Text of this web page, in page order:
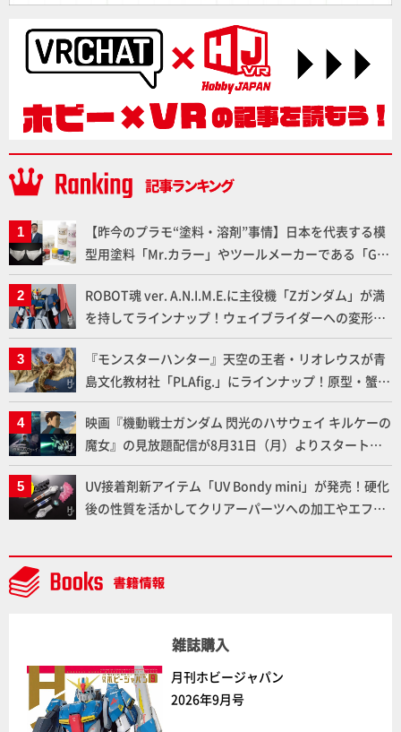
【昨今のプラモ“塗料・溶剤”事情】日本を代表する模
型用塗料「Mr.カラー」やツールメーカーである「GSI
クレオス」が語るラッカー塗料の未来とは？
ROBOT魂 ver. A.N.I.M.E.に主役機「Zガンダム」が満
を持してラインナップ！ウェイブライダーへの変形、
劇中どおりのプロポーションを再現【機動戦士Zガン
ダム】
『モンスターハンター』天空の王者・リオレウスが青
島文化教材社「PLAfig.」にラインナップ！原型・蟹蟲
修造氏の彩色作例で超ハイディテールかつ躍動感に満
ちた造形をチェック
映画『機動戦士ガンダム 閃光のハサウェイ キルケーの
魔女』の見放題配信が8月31日（月）よりスタート！
Prime Videoで国内独占配信
UV接着剤新アイテム「UV Bondy mini」が発売！硬化
後の性質を活かしてクリアーパーツへの加工やエフェ
雑誌購入
月刊ホビージャパン
2026年9月号